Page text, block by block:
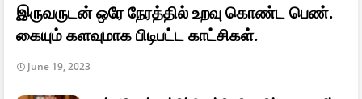
இருவருடன் ஒரே நேரத்தில் உறவு கொண்ட பெண்.
கையும் களவுமாக பிடிபட்ட காட்சிகள்.
June 19, 2023